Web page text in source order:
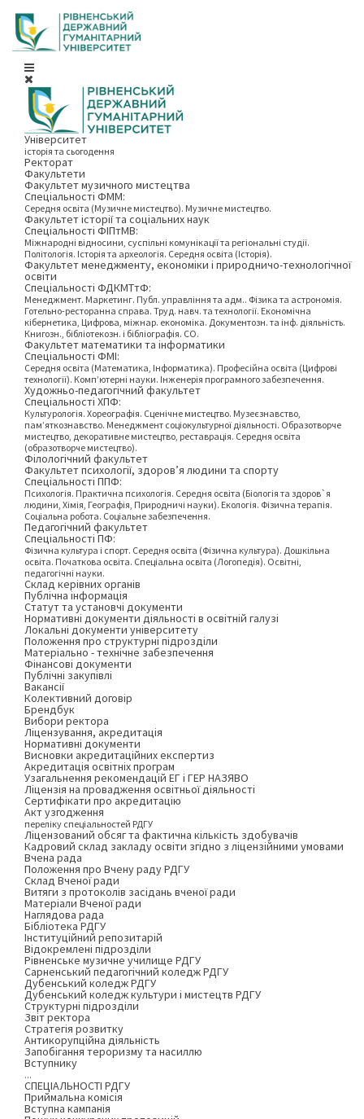
Університет
історія та сьогодення
Ректорат
Факультети
Факультет музичного мистецтва
Спеціальності ФММ:
Середня освіта (Музичне мистецтво). Музичне мистецтво.
Факультет історії та соціальних наук
Спеціальності ФІПтМВ:
Міжнародні відносини, суспільні комунікації та регіональні студії.
Політологія. Історія та археологія. Середня освіта (Історія).
Факультет менеджменту, економіки і природничо-технологічної
освіти
Спеціальності ФДКМТтФ:
Менеджмент. Маркетинг. Публ. управління та адм.. Фізика та астрономія.
Готельно-ресторанна справа. Труд. навч. та технології. Економічна
кібернетика, Цифрова, міжнар. економіка. Документозн. та інф. діяльність.
Книгозн., бібліотекозн. і бібліографія. СО.
Факультет математики та інформатики
Спеціальності ФМІ:
Середня освіта (Математика, Інформатика). Професійна освіта (Цифрові
технології). Комп’ютерні науки. Інженерія програмного забезпечення.
Художньо-педагогічний факультет
Спеціальності ХПФ:
Культурологія. Хореографія. Сценічне мистецтво. Музеєзнавство,
пам’яткознавство. Менеджмент соціокультурної діяльності. Образотворче
мистецтво, декоративне мистецтво, реставрація. Середня освіта
(образотворче мистецтво).
Філологічний факультет
Факультет психології, здоров’я людини та спорту
Спеціальності ППФ:
Психологія. Практична психологія. Середня освіта (Біологія та здоров`я
людини, Хімія, Географія, Природничі науки). Екологія. Фізична терапія.
Соціальна робота. Соціальне забезпечення.
Педагогічний факультет
Спеціальності ПФ:
Фізична культура і спорт. Середня освіта (Фізична культура). Дошкільна
освіта. Початкова освіта. Спеціальна освіта (Логопедія). Освітні,
педагогічні науки.
Склад керівних органів
Публічна інформація
Статут та установчі документи
Нормативні документи діяльності в освітній галузі
Локальні документи університету
Положення про структурні підрозділи
Матеріально - технічне забезпечення
Фінансові документи
Публічні закупівлі
Вакансії
Колективний договір
Брендбук
Вибори ректора
Ліцензування, акредитація
Нормативні документи
Висновки акредитаційних експертиз
Акредитація освітніх програм
Узагальнення рекомендацій ЕГ і ГЕР НАЗЯВО
Ліцензія на провадження освітньої діяльності
Сертифікати про акредитацію
Акт узгодження
переліку спеціальностей РДГУ
Ліцензований обсяг та фактична кількість здобувачів
Кадровий склад закладу освіти згідно з ліцензійними умовами
Вчена рада
Положення про Вчену раду РДГУ
Склад Вченої ради
Витяги з протоколів засідань вченої ради
Матеріали Вченої ради
Наглядова рада
Бібліотека РДГУ
Інституційний репозитарій
Відокремлені підрозділи
Рівненське музичне училище РДГУ
Сарненський педагогічний коледж РДГУ
Дубенський коледж РДГУ
Дубенський коледж культури і мистецтв РДГУ
Структурні підрозділи
Звіт ректора
Стратегія розвитку
Антикорупційна діяльність
Запобігання тероризму та насиллю
Вступнику
...
СПЕЦІАЛЬНОСТІ РДГУ
Приймальна комісія
Вступна кампанія